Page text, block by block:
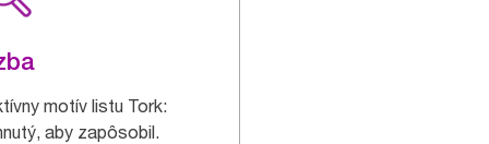
motív listu Tork:
aby zapôsobil.